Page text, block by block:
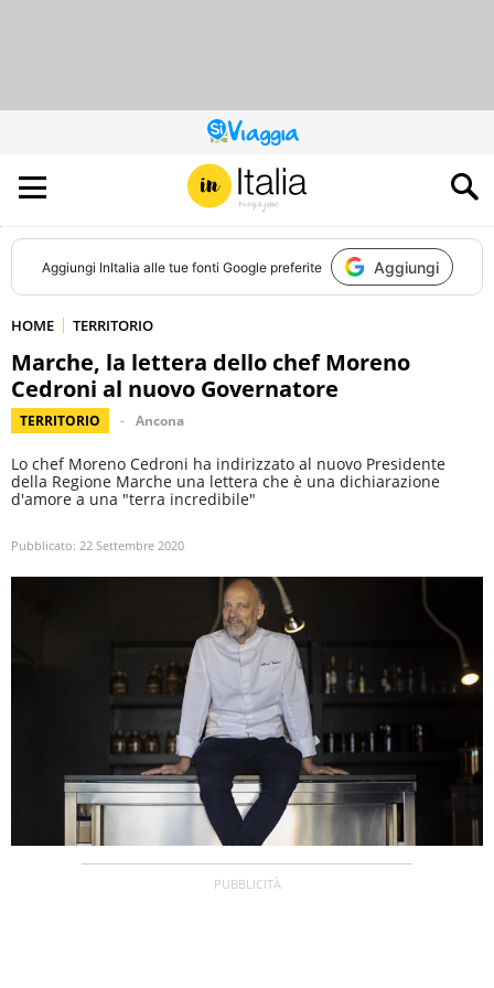
QUESTO
SITO
CONTRIBUISCE
ALL’AUDIENCE
DI
Aggiungi InItalia alle tue fonti Google preferite Aggiungi
HOME TERRITORIO
Marche, la lettera dello chef Moreno
Cedroni al nuovo Governatore
TERRITORIO Ancona
Lo chef Moreno Cedroni ha indirizzato al nuovo Presidente
della Regione Marche una lettera che è una dichiarazione
d'amore a una "terra incredibile"
Pubblicato: 22 Settembre 2020